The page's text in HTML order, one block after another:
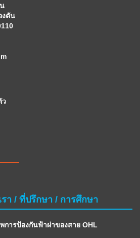
งตัน
ว
รา / ที่ปรึกษา / การศึกษา
ารป้องกันฟ้าผ่าของสาย OHL